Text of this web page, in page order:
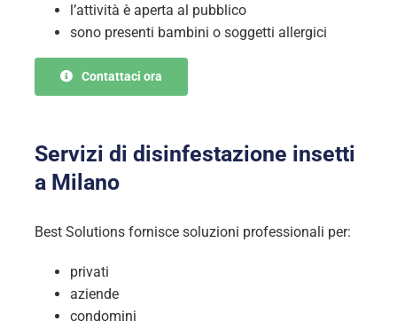
l’attività è aperta al pubblico
sono presenti bambini o soggetti allergici
Contattaci ora
Servizi di disinfestazione insetti
a Milano
Best Solutions fornisce soluzioni professionali per:
privati
aziende
condomini